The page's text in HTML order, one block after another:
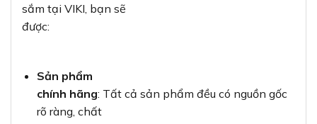
sắm tại VIKI, bạn sẽ
được:
Sản phẩm
chính hãng: Tất cả sản phẩm đều có nguồn gốc
rõ ràng, chất